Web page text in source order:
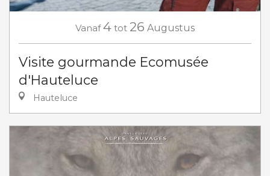
Vanaf 4 tot 26 Augustus
Visite gourmande Ecomusée
d'Hauteluce
Hauteluce